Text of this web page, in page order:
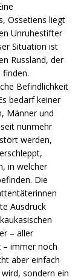
Ossetiens liegt
Unruhestifter
Situation ist
Russland, der
finden.
Befindlichkeit
bedarf keiner
Männer und
nunmehr
werden,
in welcher
Die
Ausdruck
– aller
– immer noch
aber einfach
sondern ein